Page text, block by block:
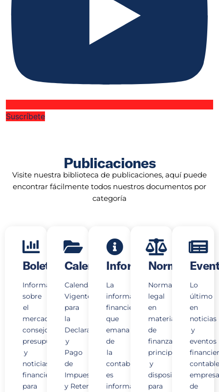
Suscríbete
Publicaciones
Visite nuestra biblioteca de publicaciones, aquí puede
encontrar fácilmente todos nuestros documentos por
categoría
Boletines
Información
sobre
el
mercado,
consejos
presupuestarios
y
noticias
financieras
para
Calendarios
Calendario
Vigente
para
la
Declaración
y
Pago
de
Impuestos
y Retención
Informativo
La
información
financiera
que
emana
de
la
contabilidad,
es
información
Normativas
Normativa
legal
en
materia
de
finanzas,
principios
y
disposiciones
para
Lo
último
en
noticias
y
eventos
de